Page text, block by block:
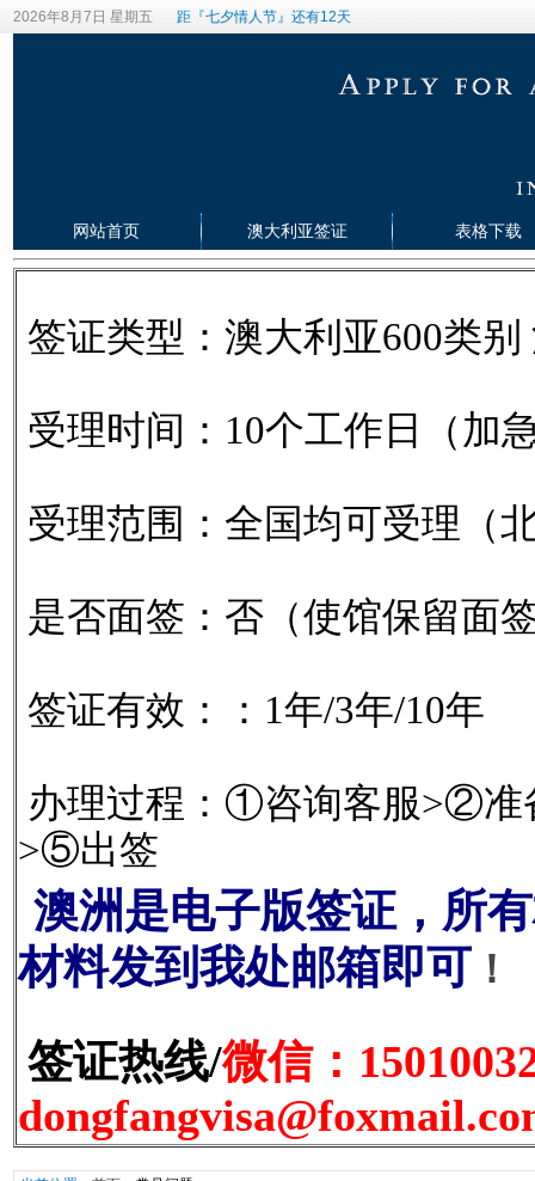
2026年8月7日 星期五 距『七夕情人节』还有12天
网站首页 澳大利亚签证 表格下载
签证类型：澳大利亚600类
受理时间：10个工作日（加
受理范围：全国均可受理（
是否面签：否（使馆保留面
签证有效：：1年/3年/10年
办理过程：①咨询客服>②
>⑤出签
澳洲是电子版签证，所
材料发到我处邮箱即可 ！
签证热线/微信：